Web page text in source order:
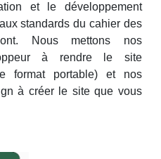
et le développement
standards du cahier des
Nous mettons nos
à rendre le site
format portable) et nos
à créer le site que vous